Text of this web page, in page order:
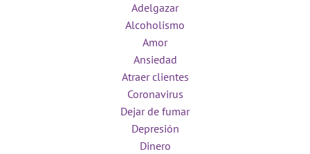
Adelgazar
Alcoholismo
Amor
Ansiedad
Atraer clientes
Coronavirus
Dejar de fumar
Depresión
Dinero